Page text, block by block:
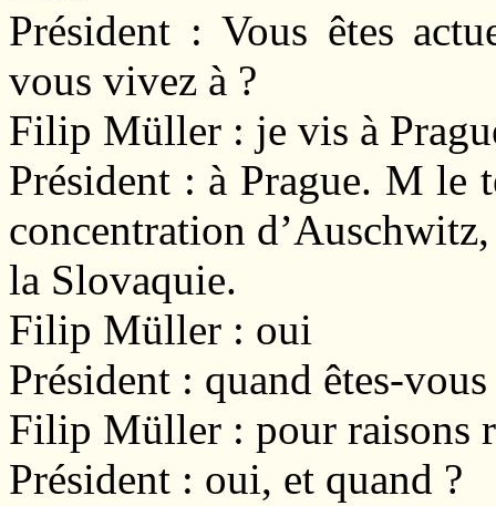
Président : Vous êtes
vous vivez à ?
Filip Müller : je vis à
Président : à Prague. M le
concentration
la Slovaquie.
Filip Müller : oui
Président : quand êtes-
Filip Müller : pour raisons
Président : oui, et quand ?